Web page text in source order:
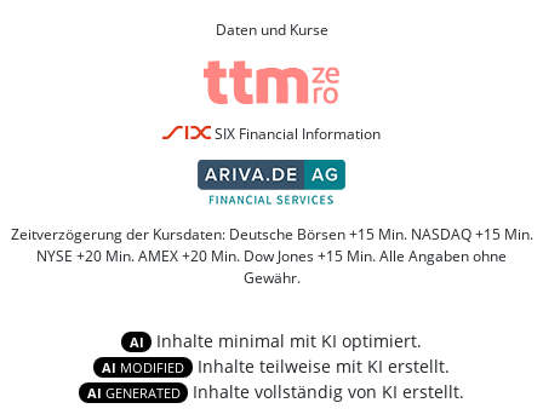
Daten und Kurse
SIX Financial Information
Zeitverzögerung der Kursdaten: Deutsche Börsen +15 Min. NASDAQ +15 Min.
NYSE +20 Min. AMEX +20 Min. Dow Jones +15 Min. Alle Angaben ohne
Gewähr.
AI Inhalte minimal mit KI optimiert.
AI MODIFIED Inhalte teilweise mit KI erstellt.
AI GENERATED Inhalte vollständig von KI erstellt.